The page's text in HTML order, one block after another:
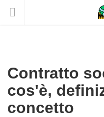
Contratto
cos'è,
concetto